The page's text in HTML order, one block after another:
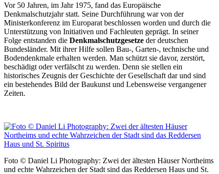
Vor 50 Jahren, im Jahr 1975, fand das Europäische
Denkmalschutzjahr statt. Seine Durchführung war von der
Ministerkonferenz im Europarat beschlossen worden und durch die
Unterstützung von Initiativen und Fachleuten geprägt. In seiner
Folge entstanden die Denkmalschutzgesetze der deutschen
Bundesländer. Mit ihrer Hilfe sollen Bau-, Garten-, technische und
Bodendenkmale erhalten werden. Man schützt sie davor, zerstört,
beschädigt oder verfälscht zu werden. Denn sie stellen ein
historisches Zeugnis der Geschichte der Gesellschaft dar und sind
ein bestehendes Bild der Baukunst und Lebensweise vergangener
Zeiten.
Foto © Daniel Li Photography: Zwei der ältesten Häuser Northeims
und echte Wahrzeichen der Stadt sind das Reddersen Haus und St.